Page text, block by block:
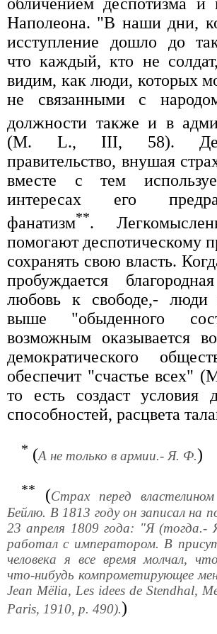
обличением деспотизма и
Наполеона. "В наши дни,
исступление дошло до
что каждый, кто не
видим, как люди, которых
не связанными с
должности также и в
(M. L., III, 58).
правительство, внушая
вместе с тем
интересах его
фанатизм**.
помогают деспотическому
сохранять свою власть.
пробуждается
любовь к свободе,- люди
выше "обыденного
возможным оказывается
демократического
обеспечит "счастье всех"
то есть создаст условия
способностей, расцвета
* (А не только в армии.- Я. Ф.)
** (Страх перед
Бейлю. В 1813 году он записал на
23 апреля 1809 года: "Я (тогда.-
работал с императором. В
человека я все время молчал,
что-нибудь компрометирующее
Jean Mёlia, Les idees de Stendhal,
Paris, 1910, p. 490).)